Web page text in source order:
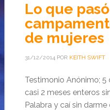
Lo que
de mujeres
31/12/2014POR KEITH SWIFT
Testimonio Anónimo;
casi 2 meses enteros
Palabra y caí sin